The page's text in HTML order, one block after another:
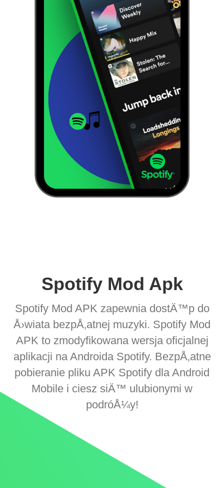
Spotify Mod Apk
Spotify Mod APK zapewnia dostÄ™p do
Å›wiata bezpÅ‚atnej muzyki. Spotify Mod
APK to zmodyfikowana wersja oficjalnej
aplikacji na Androida Spotify. BezpÅ‚atne
pobieranie pliku APK Spotify dla Android
Mobile i ciesz siÄ™ ulubionymi w
podróÅ¼y!